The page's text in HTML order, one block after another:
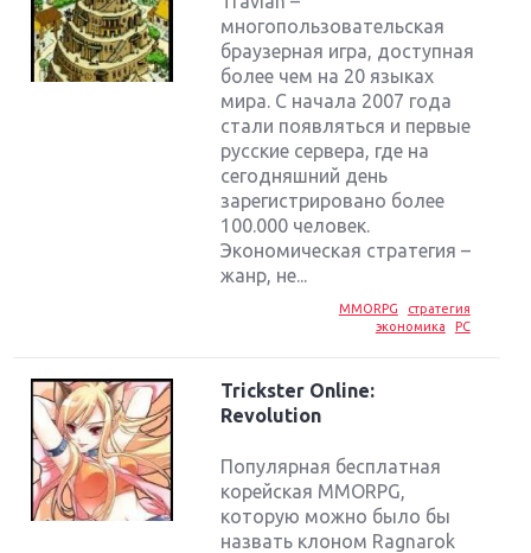
многопользовательская
браузерная игра, доступная
более чем на 20 языках
мира. С начала 2007 года
стали появляться и первые
русские сервера, где на
сегодняшний день
зарегистрировано более
100.000 человек.
Экономическая стратегия –
жанр, не...
MMORPG
стратегия
экономика
PC
Trickster Online:
Revolution
Популярная бесплатная
корейская MMORPG,
которую можно было бы
назвать клоном Ragnarok